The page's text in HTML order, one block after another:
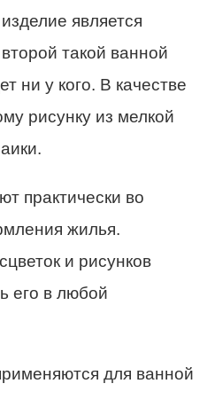
является
такой ванной
ни у кого. В качестве
рисунку из мелкой
практически во
жилья.
и рисунков
его в любой